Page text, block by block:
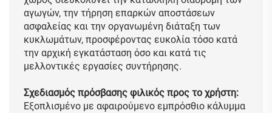
αγωγών, την τήρηση επαρκών αποστάσεων
ασφαλείας και την οργανωμένη διάταξη των
κυκλωμάτων, προσφέροντας ευκολία τόσο κατά
την αρχική εγκατάσταση όσο και κατά τις
μελλοντικές εργασίες συντήρησης.
Σχεδιασμός πρόσβασης φιλικός προς το χρήστη:
Εξοπλισμένο με αφαιρούμενο εμπρόσθιο κάλυμμα